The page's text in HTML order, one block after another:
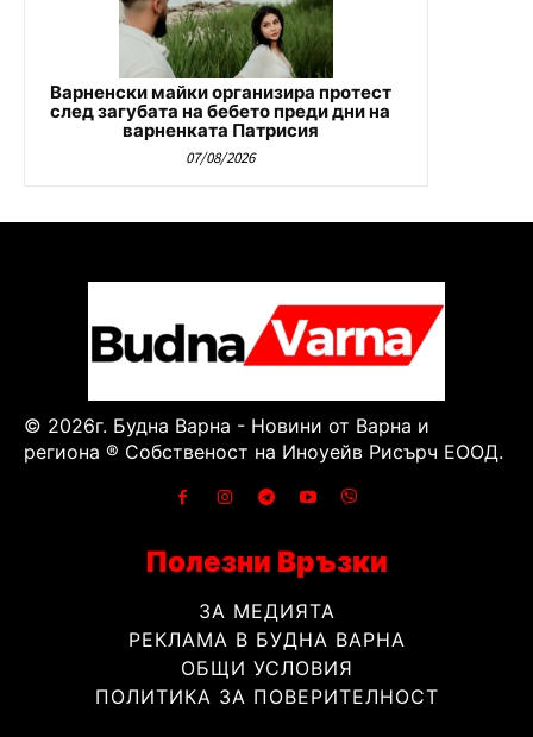
Варненски майки организира протест
след загубата на бебето преди дни на
варненката Патрисия
07/08/2026
© 2026г. Будна Варна - Новини от Варна и
региона ® Собственост на Иноуейв Рисърч ЕООД.
Полезни Връзки
ЗА МЕДИЯТА
РЕКЛАМА В БУДНА ВАРНА
ОБЩИ УСЛОВИЯ
ПОЛИТИКА ЗА ПОВЕРИТЕЛНОСТ